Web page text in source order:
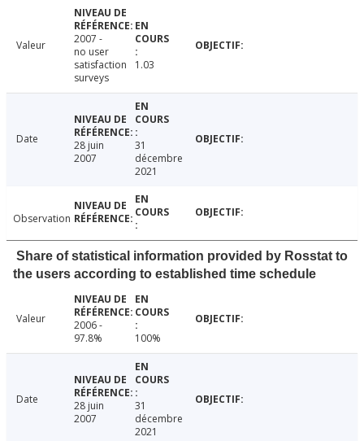
Valeur
2007 -
no user
satisfaction
surveys
1.03
Date
28 juin
2007
31
décembre
2021
Observation
Share of statistical information provided by Rosstat to
the users according to established time schedule
Valeur
2006 -
97.8%
100%
Date
28 juin
2007
31
décembre
2021